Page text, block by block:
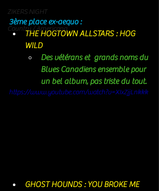
ZIKERS NIGHT
Country / Americana
3ème place ex-aequo :
THE HOGTOWN ALLSTARS : HOG
WILD
Des vétérans et  grands noms du
Blues Canadiens ensemble pour
un bel album, pas triste du tout.
https://www.youtube.com/watch?v=XIxZjjLnkkk
GHOST HOUNDS : YOU BROKE ME